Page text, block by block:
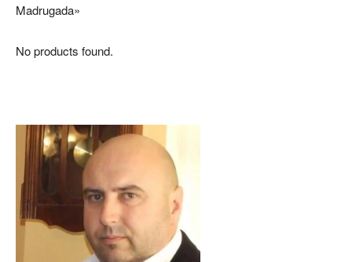
Madrugada»
No products found.